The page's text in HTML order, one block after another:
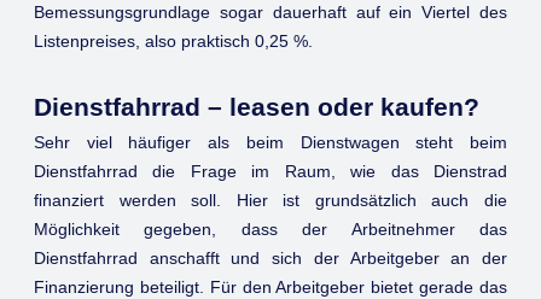
Bemessungsgrundlage sogar dauerhaft auf ein Viertel des
Listenpreises, also praktisch 0,25 %.
Dienstfahrrad – leasen oder kaufen?
Sehr viel häufiger als beim Dienstwagen steht beim
Dienstfahrrad die Frage im Raum, wie das Dienstrad
finanziert werden soll. Hier ist grundsätzlich auch die
Möglichkeit gegeben, dass der Arbeitnehmer das
Dienstfahrrad anschafft und sich der Arbeitgeber an der
Finanzierung beteiligt. Für den Arbeitgeber bietet gerade das